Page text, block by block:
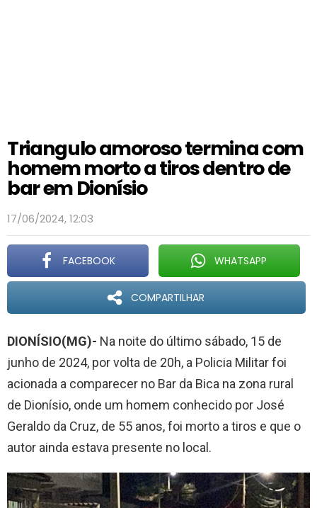
Triangulo amoroso termina com
homem morto a tiros dentro de
bar em Dionísio
17/06/2024, 12:03
FACEBOOK WHATSAPP
COMPARTILHAR
DIONÍSIO(MG)- Na noite do último sábado, 15 de
junho de 2024, por volta de 20h, a Policia Militar foi
acionada a comparecer no Bar da Bica na zona rural
de Dionísio, onde um homem conhecido por José
Geraldo da Cruz, de 55 anos, foi morto a tiros e que o
autor ainda estava presente no local.